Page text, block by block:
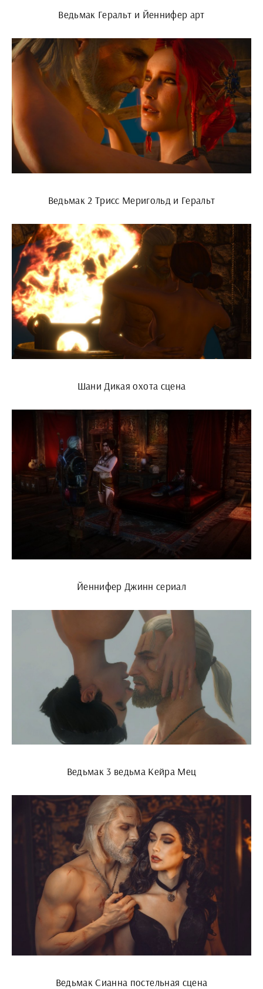
Ведьмак Геральт и Йеннифер арт
Ведьмак 2 Трисс Меригольд и Геральт
Шани Дикая охота сцена
Йеннифер Джинн сериал
Ведьмак 3 ведьма Кейра Мец
Ведьмак Сианна постельная сцена